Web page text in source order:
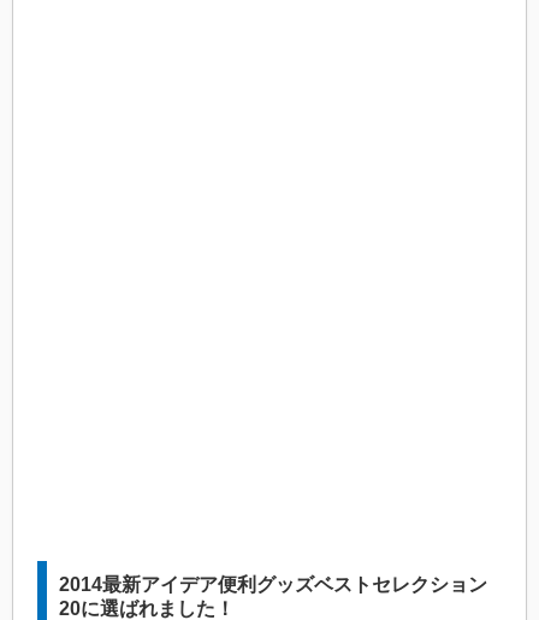
2014最新アイデア便利グッズベストセレクション
20に選ばれました！